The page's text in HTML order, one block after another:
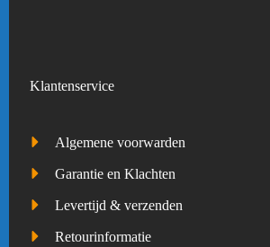
Klantenservice
Algemene voorwarden
Garantie en Klachten
Levertijd & verzenden
Retourinformatie